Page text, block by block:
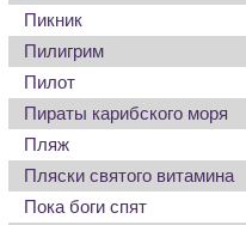
Пикник
Пилигрим
Пилот
Пираты карибского моря
Пляж
Пляски святого витамина
Пока боги спят